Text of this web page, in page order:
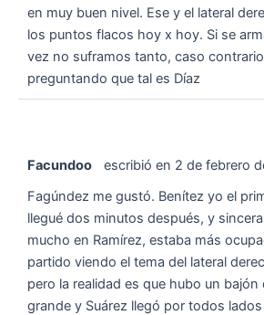
en muy buen nivel. Ese y el lateral
los puntos flacos hoy x hoy. Si se
vez no suframos tanto, caso
preguntando que tal es Díaz
Facundoo escribió en 2 de febrero
Fagúndez me gustó. Benítez yo el
llegué dos minutos después, y
mucho en Ramírez, estaba más
partido viendo el tema del lateral
pero la realidad es que hubo un
grande y Suárez llegó por todos